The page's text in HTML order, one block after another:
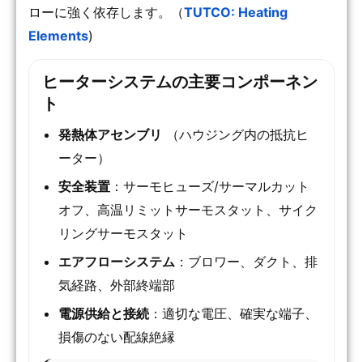
ローに強く依存します。（TUTCO: Heating
Elements)
ヒーターシステムの主要コンポーネン
ト
発熱体アセンブリ
（ハウジング内の抵抗ヒ
ーター）
安全装置 ：サーモヒューズ/サーマルカット
オフ、高温リミットサーモスタット、サイク
リングサーモスタット
エアフローシステム ：ブロワー、ダクト、排
気経路、外部終端部
電源供給と接続 ：適切な電圧、確実な端子、
損傷のない配線絶縁